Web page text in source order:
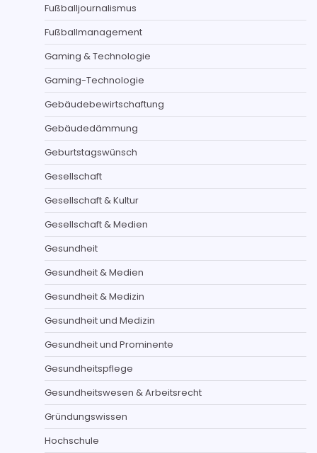
Fußballjournalismus
Fußballmanagement
Gaming & Technologie
Gaming-Technologie
Gebäudebewirtschaftung
Gebäudedämmung
Geburtstagswünsch
Gesellschaft
Gesellschaft & Kultur
Gesellschaft & Medien
Gesundheit
Gesundheit & Medien
Gesundheit & Medizin
Gesundheit und Medizin
Gesundheit und Prominente
Gesundheitspflege
Gesundheitswesen & Arbeitsrecht
Gründungswissen
Hochschule